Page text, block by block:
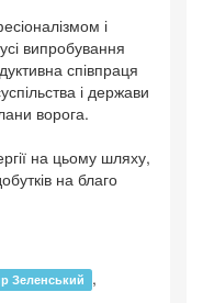
і
випробування
співпраця
і держави
ворога.
на цьому шляху,
на благо
Зеленський ,